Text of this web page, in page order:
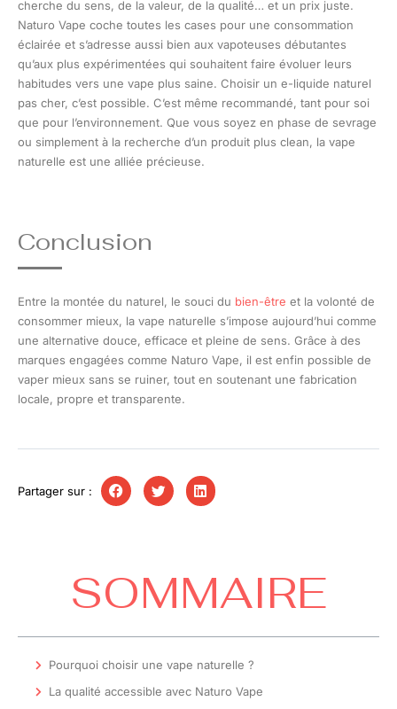
cherche du sens, de la valeur, de la qualité… et un prix juste.
Naturo Vape coche toutes les cases pour une consommation
éclairée et s’adresse aussi bien aux vapoteuses débutantes
qu’aux plus expérimentées qui souhaitent faire évoluer leurs
habitudes vers une vape plus saine. Choisir un e-liquide naturel
pas cher, c’est possible. C’est même recommandé, tant pour soi
que pour l’environnement. Que vous soyez en phase de sevrage
ou simplement à la recherche d’un produit plus clean, la vape
naturelle est une alliée précieuse.
Conclusion
Entre la montée du naturel, le souci du bien-être et la volonté de
consommer mieux, la vape naturelle s’impose aujourd’hui comme
une alternative douce, efficace et pleine de sens. Grâce à des
marques engagées comme Naturo Vape, il est enfin possible de
vaper mieux sans se ruiner, tout en soutenant une fabrication
locale, propre et transparente.
Partager sur :
SOMMAIRE
Pourquoi choisir une vape naturelle ?
La qualité accessible avec Naturo Vape